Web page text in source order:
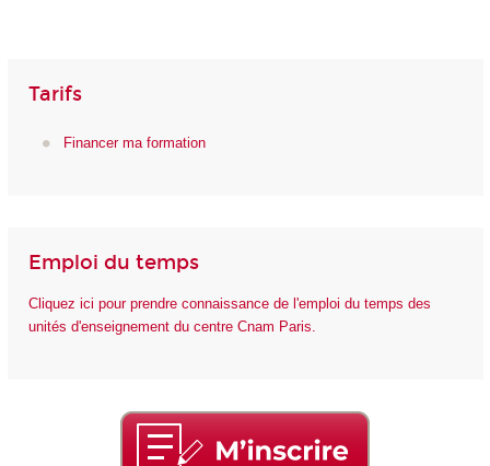
Tarifs
Financer ma formation
Emploi du temps
Cliquez ici pour prendre connaissance de l'emploi du temps des
unités d'enseignement du centre Cnam Paris.